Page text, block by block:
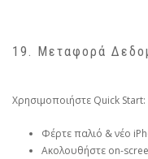
19. Μεταφορά
Χρησιμοποιήστε Quick Start:
Φέρτε παλιό & νέο
Ακολουθήστε on-